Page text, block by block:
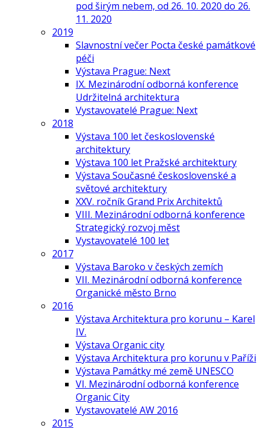
pod širým nebem, od 26. 10. 2020 do 26.
11. 2020
2019
Slavnostní večer Pocta české památkové
péči
Výstava Prague: Next
IX. Mezinárodní odborná konference
Udržitelná architektura
Vystavovatelé Prague: Next
2018
Výstava 100 let československé
architektury
Výstava 100 let Pražské architektury
Výstava Současné československé a
světové architektury
XXV. ročník Grand Prix Architektů
VIII. Mezinárodní odborná konference
Strategický rozvoj měst
Vystavovatelé 100 let
2017
Výstava Baroko v českých zemích
VII. Mezinárodní odborná konference
Organické město Brno
2016
Výstava Architektura pro korunu – Karel
IV.
Výstava Organic city
Výstava Architektura pro korunu v Paříži
Výstava Památky mé země UNESCO
VI. Mezinárodní odborná konference
Organic City
Vystavovatelé AW 2016
2015